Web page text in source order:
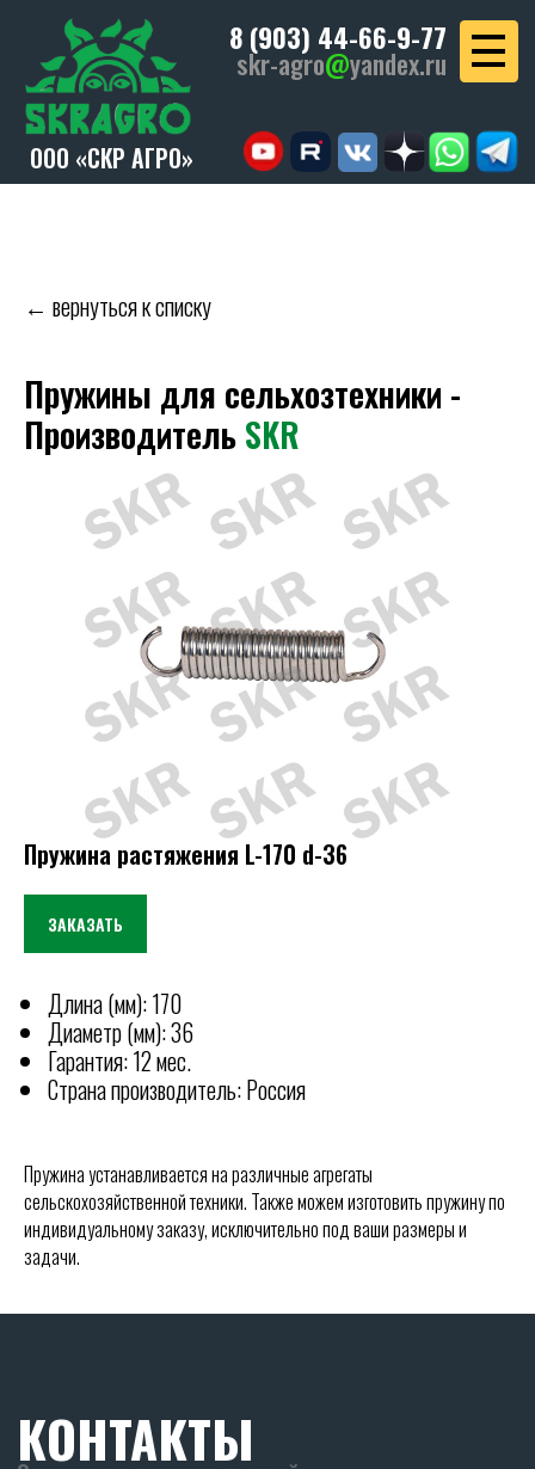
8 (903) 44-66-9-77
skr-agro@ yandex.ru
ООО «СКР АГРО»
← вернуться к списку
Пружины для сельхозтехники -
ПроизводительSKR
Пружина растяжения L-170 d-36
ЗАКАЗАТЬ
Длина (мм): 170
Диаметр (мм): 36
Гарантия: 12 мес.
Страна производитель: Россия
Пружина устанавливается на различные агрегаты
сельскохозяйственной техники. Также можем изготовить пружину по
индивидуальному заказу, исключительно под ваши размеры и
задачи.
Отгружаем технику по всей
РОССИИ
ИНН: 2635257813
ОГРН: 1232600008266
ООО "СКР АГРО"
Ставрополь, ул. Пирогова, 80А.
8 (903) 44-66-9-77
КОНТАКТЫ
skr-agro@yandex.ru
Ежедневно (Пн-Пт) с 08:30 до 17:30